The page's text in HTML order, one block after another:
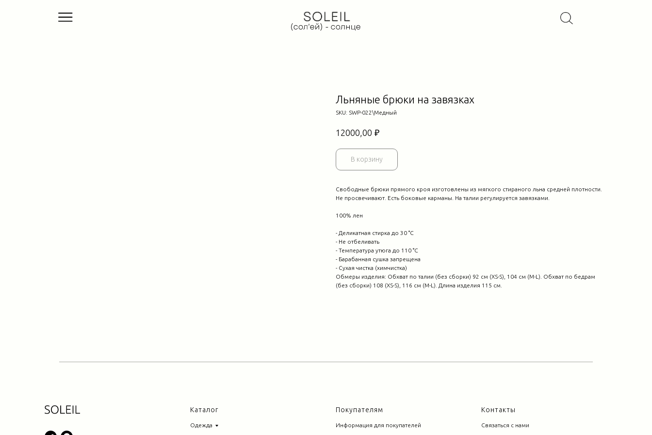
Льняные брюки на завязках
SKU: SWP-022\Медный
12000,00 ₽
В корзину
Свободные брюки прямого кроя изготовлены из мягкого стираного льна средней плотности.
Не просвечивают. Есть боковые карманы. На талии регулируется завязками.
100% лен
- Деликатная стирка до 30 °C
- Не отбеливать
- Температура утюга до 110 °C
- Барабанная сушка запрещена
- Сухая чистка (химчистка)
Обмеры изделия: Обхват по талии (без сборки) 92 см (XS-S), 104 см (M-L). Обхват по бедрам
(без сборки) 108 (XS-S), 116 см (M-L). Длина изделия 115 см.
Каталог
Одежда
Покупателям
Информация для покупателей
Контакты
Связаться с нами